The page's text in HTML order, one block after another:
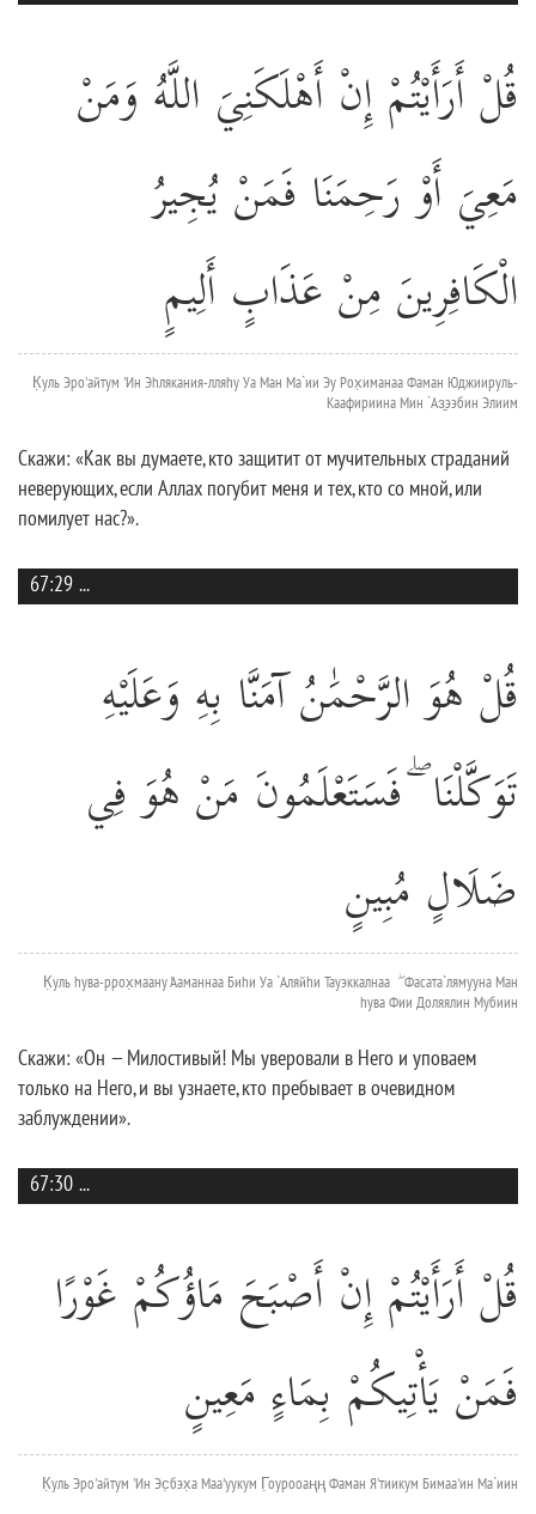
قُلْ أَرَأَيْتُمْ إِنْ أَهْلَكَنِيَ اللَّهُ وَمَنْ
مَعِيَ أَوْ رَحِمَنَا فَمَنْ يُجِيرُ
الْكَافِرِينَ مِنْ عَذَابٍ أَلِيمٍ
К̣уль Эро'айтум 'Ин Эhлякания-лляhу Уа Ман Ма`ии Эу Рох̣иманаа Фаман Юджиируль-
Каафириина Мин `Аз̱ээбин Элиим
Скажи: «Как вы думаете, кто защитит от мучительных страданий
неверующих, если Аллах погубит меня и тех, кто со мной, или
помилует нас?».
67:29 ...
قُلْ هُوَ الرَّحْمَٰنُ آمَنَّا بِهِ وَعَلَيْهِ
تَوَكَّلْنَا ۖ فَسَتَعْلَمُونَ مَنْ هُوَ فِي
ضَلَالٍ مُبِينٍ
К̣уль hува-ррох̣маану 'Ааманнаа Биhи Уа `Аляйhи Тауэккалнаа ۖ Фасата`лямууна Ман
hува Фии Доляялин Мубиин
Скажи: «Он — Милостивый! Мы уверовали в Него и уповаем
только на Него, и вы узнаете, кто пребывает в очевидном
заблуждении».
67:30 ...
قُلْ أَرَأَيْتُمْ إِنْ أَصْبَحَ مَاؤُكُمْ غَوْرًا
فَمَنْ يَأْتِيكُمْ بِمَاءٍ مَعِينٍ
К̣уль Эро'айтум 'Ин Эс̣бэх̣а Маа'уукум Г̣оурооаңң Фаман Я'тиикум Бимаа'ин Ма`иин